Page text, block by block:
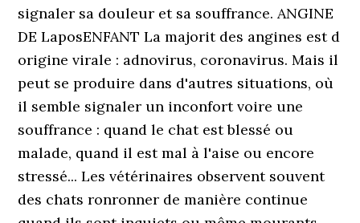
signaler sa douleur et sa souffrance. ANGINE
DE LaposENFANT La majorit des angines est d
origine virale : adnovirus, coronavirus. Mais il
peut se produire dans d'autres situations, où
il semble signaler un inconfort voire une
souffrance : quand le chat est blessé ou
malade, quand il est mal à l'aise ou encore
stressé... Les vétérinaires observent souvent
des chats ronronner de manière continue